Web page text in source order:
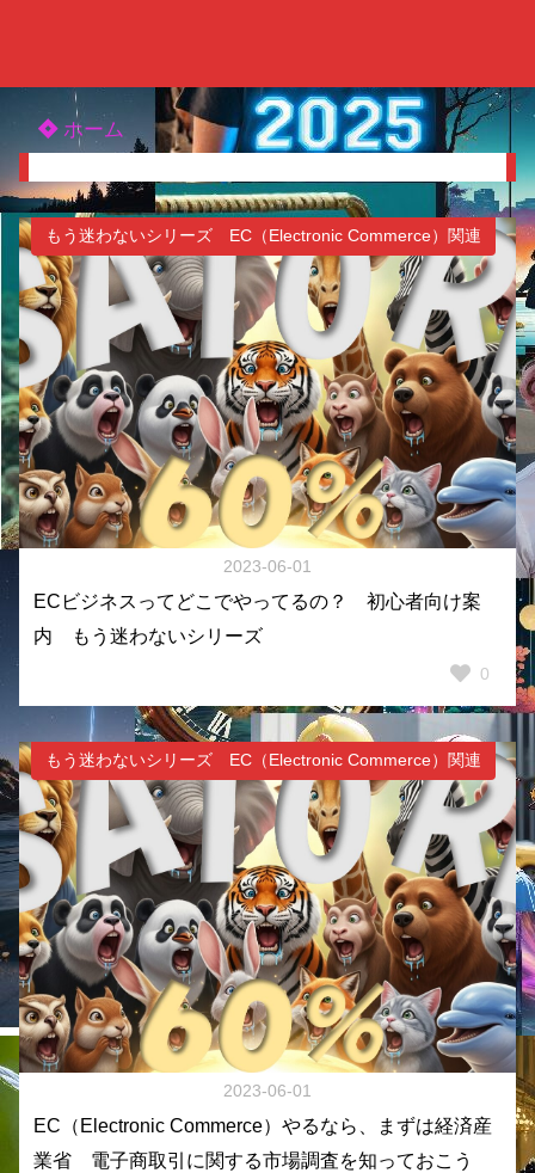
ホーム
もう迷わないシリーズ EC（Electronic Commerce）関連
2023-06-01
ECビジネスってどこでやってるの？ 初心者向け案
内 もう迷わないシリーズ
0
もう迷わないシリーズ EC（Electronic Commerce）関連
2023-06-01
EC（Electronic Commerce）やるなら、まずは経済産
業省 電子商取引に関する市場調査を知っておこう